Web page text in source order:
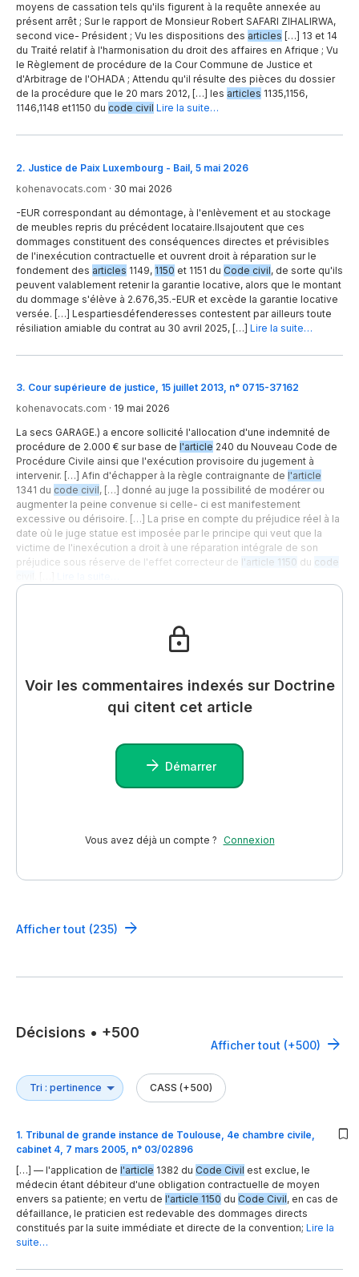
moyens de cassation tels qu'ils figurent à la requête annexée au
présent arrêt ; Sur le rapport de Monsieur Robert SAFARI ZIHALIRWA,
second vice- Président ; Vu les dispositions des articles […] 13 et 14
du Traité relatif à l'harmonisation du droit des affaires en Afrique ; Vu
le Règlement de procédure de la Cour Commune de Justice et
d'Arbitrage de l'OHADA ; Attendu qu'il résulte des pièces du dossier
de la procédure que le 20 mars 2012, […] les articles 1135,1156,
1146,1148 et1150 du code civil Lire la suite…
2. Justice de Paix Luxembourg - Bail, 5 mai 2026
kohenavocats.com · 30 mai 2026
-EUR correspondant au démontage, à l'enlèvement et au stockage
de meubles repris du précédent locataire.Ilsajoutent que ces
dommages constituent des conséquences directes et prévisibles
de l'inexécution contractuelle et ouvrent droit à réparation sur le
fondement des articles 1149, 1150 et 1151 du Code civil, de sorte qu'ils
peuvent valablement retenir la garantie locative, alors que le montant
du dommage s'élève à 2.676,35.-EUR et excède la garantie locative
versée. […] Lespartiesdéfenderesses contestent par ailleurs toute
résiliation amiable du contrat au 30 avril 2025, […] Lire la suite…
3. Cour supérieure de justice, 15 juillet 2013, n° 0715-37162
kohenavocats.com · 19 mai 2026
La secs GARAGE.) a encore sollicité l'allocation d'une indemnité de
procédure de 2.000 € sur base de l'article 240 du Nouveau Code de
Procédure Civile ainsi que l'exécution provisoire du jugement à
intervenir. […] Afin d'échapper à la règle contraignante de l'article
1341 du code civil, […] donné au juge la possibilité de modérer ou
augmenter la peine convenue si celle- ci est manifestement
excessive ou dérisoire. […] La prise en compte du préjudice réel à la
date où le juge statue est imposée par le principe qui veut que la
victime de l'inexécution a droit à une réparation intégrale de son
préjudice sous réserve de l'effet correcteur de l'article 1150 du code
Voir les commentaires indexés sur Doctrine
qui citent cet article
Démarrer
Vous avez déjà un compte ? Connexion
Afficher tout (235)
Décisions • +500
Afficher tout (+500)
CASS (+500)
1. Tribunal de grande instance de Toulouse, 4e chambre civile,
cabinet 4, 7 mars 2005, n° 03/02896
[…] — l'application de l'article 1382 du Code Civil est exclue, le
médecin étant débiteur d'une obligation contractuelle de moyen
envers sa patiente; en vertu de l'article 1150 du Code Civil, en cas de
défaillance, le praticien est redevable des dommages directs
constitués par la suite immédiate et directe de la convention; Lire la
suite…